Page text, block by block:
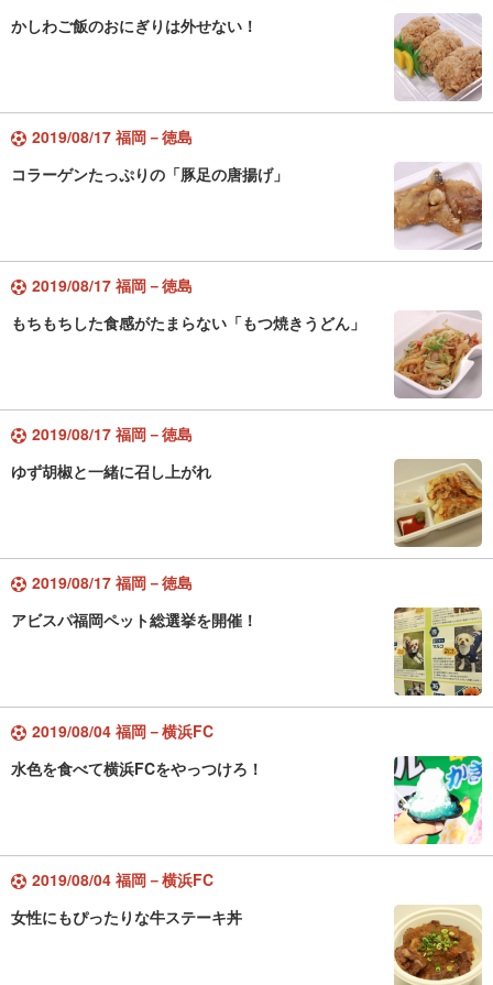
かしわご飯のおにぎりは外せない！
2019/08/17 福岡－徳島
コラーゲンたっぷりの「豚足の唐揚げ」
2019/08/17 福岡－徳島
もちもちした食感がたまらない「もつ焼きうどん」
2019/08/17 福岡－徳島
ゆず胡椒と一緒に召し上がれ
2019/08/17 福岡－徳島
アビスパ福岡ペット総選挙を開催！
2019/08/04 福岡－横浜FC
水色を食べて横浜FCをやっつけろ！
2019/08/04 福岡－横浜FC
女性にもぴったりな牛ステーキ丼